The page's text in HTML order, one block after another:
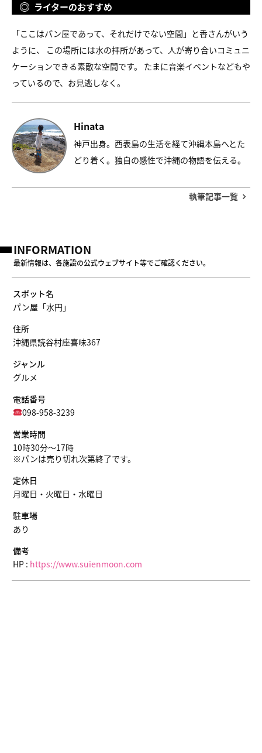
ライターのおすすめ
「ここはパン屋であって、それだけでない空間」と香さんがいう
ように、 この場所には水の拝所があって、人が寄り合いコミュニ
ケーションできる素敵な空間です。 たまに音楽イベントなどもや
っているので、お見逃しなく。
Hinata
神戸出身。西表島の生活を経て沖縄本島へとた
どり着く。独自の感性で沖縄の物語を伝える。
執筆記事一覧
INFORMATION
最新情報は、各施設の公式ウェブサイト等でご確認ください。
スポット名
パン屋「水円」
住所
沖縄県読谷村座喜味367
ジャンル
グルメ
電話番号
098-958-3239
営業時間
10時30分〜17時
※パンは売り切れ次第終了です。
定休日
月曜日・火曜日・水曜日
駐車場
あり
備考
HP : https://www.suienmoon.com